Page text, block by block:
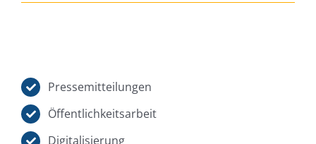
Pressemitteilungen
Öffentlichkeitsarbeit
Digitalisierung